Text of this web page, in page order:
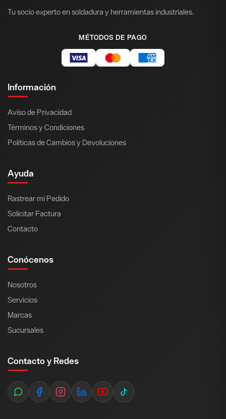
Tu socio experto en soldadura y herramientas industriales.
MÉTODOS DE PAGO
Información
Aviso de Privacidad
Términos y Condiciones
Políticas de Cambios y Devoluciones
Ayuda
Rastrear mi Pedido
Solicitar Factura
Contacto
Conócenos
Nosotros
Servicios
Marcas
Sucursales
Contacto y Redes